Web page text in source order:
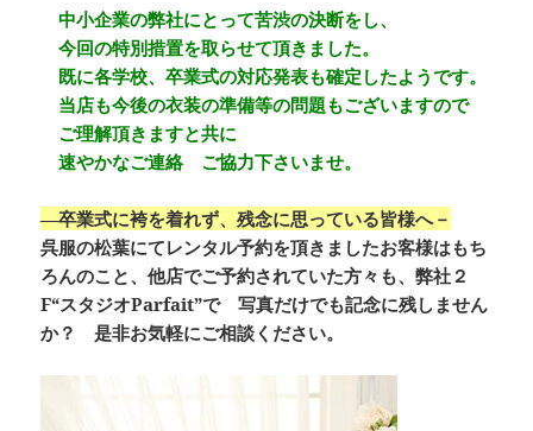
中小企業の弊社にとって苦渋の決断をし、
今回の特別措置を取らせて頂きました。
既に各学校、卒業式の対応発表も確定したようです。
当店も今後の衣装の準備等の問題もございますので
ご理解頂きますと共に
速やかなご連絡 ご協力下さいませ。
―卒業式に袴を着れず、残念に思っている皆様へ－
呉服の松葉にてレンタル予約を頂きましたお客様はもち
ろんのこと、他店でご予約されていた方々も、弊社２
F“スタジオParfait”で写真だけでも記念に残しません
か？ 是非お気軽にご相談ください。